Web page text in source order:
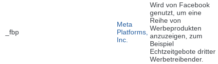
_fbp
Meta
Platforms,
Inc.
Wird von Facebook
genutzt, um eine
Reihe von
Werbeprodukten
anzuzeigen, zum
Beispiel
Echtzeitgebote dritter
Werbetreibender.